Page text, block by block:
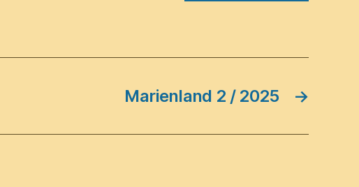
→
Marienland 2 / 2025